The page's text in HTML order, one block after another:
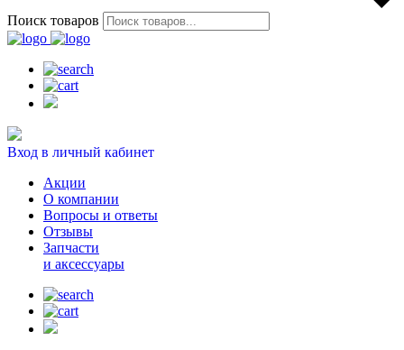
Поиск товаров
Вход в личный кабинет
Акции
О компании
Вопросы и ответы
Отзывы
Запчасти
и аксессуары